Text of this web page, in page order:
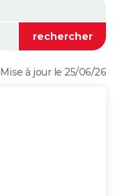
Mise à jour le 25/06/26